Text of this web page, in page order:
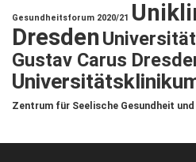
Gesundheitsforum 2020/21
Dresden
Gustav Carus
Zentrum für Seelische Gesundheit